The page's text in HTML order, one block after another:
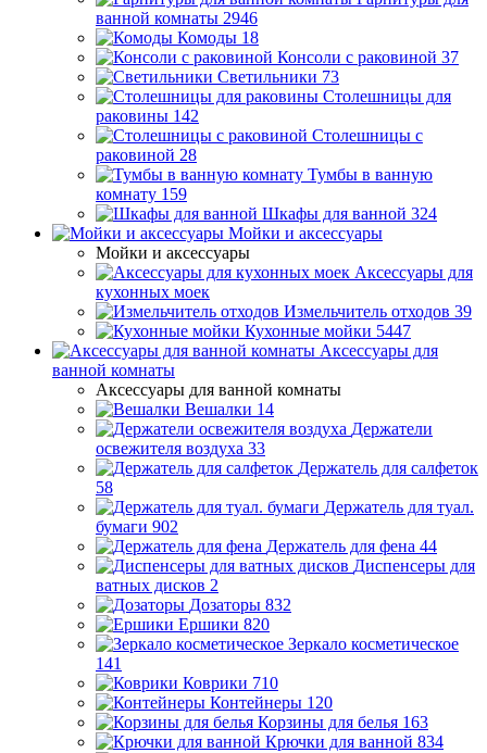
ванной комнаты 2946
Комоды 18
Консоли с раковиной 37
Светильники 73
Столешницы для
раковины 142
Столешницы с
раковиной 28
Тумбы в ванную
комнату 159
Шкафы для ванной 324
Мойки и аксессуары
Мойки и аксессуары
Аксессуары для
кухонных моек
Измельчитель отходов 39
Кухонные мойки 5447
Аксессуары для
ванной комнаты
Аксессуары для ванной комнаты
Вешалки 14
Держатели
освежителя воздуха 33
Держатель для салфеток
58
Держатель для туал.
бумаги 902
Держатель для фена 44
Диспенсеры для
ватных дисков 2
Дозаторы 832
Ершики 820
Зеркало косметическое
141
Коврики 710
Контейнеры 120
Корзины для белья 163
Крючки для ванной 834